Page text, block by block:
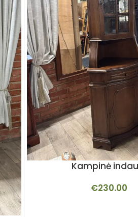
Kampinė
€230.00